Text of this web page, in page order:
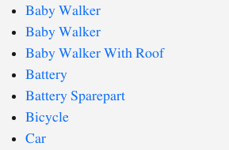
Baby Walker
Baby Walker
Baby Walker With Roof
Battery
Battery Sparepart
Bicycle
Car